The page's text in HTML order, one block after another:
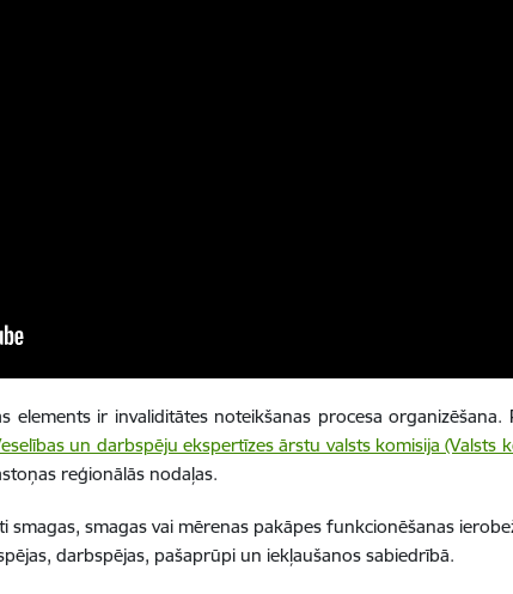
elements ir invaliditātes noteikšanas procesa organizēšana.
un darbspēju ekspertīzes ārstu valsts komisija (Valsts
reģionālās nodaļas.
smagas, smagas vai mērenas pakāpes funkcionēšanas
darbspējas, pašaprūpi un iekļaušanos sabiedrībā.